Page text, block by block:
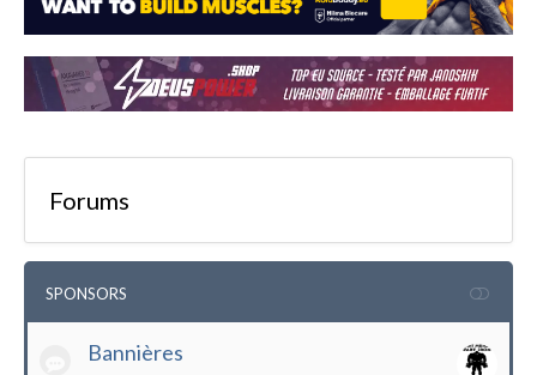
Forums
SPONSORS
Bannières